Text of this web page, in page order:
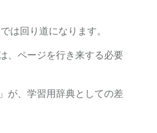
は回り道になります。
、ページを行き来する必要
が、学習用辞典としての差